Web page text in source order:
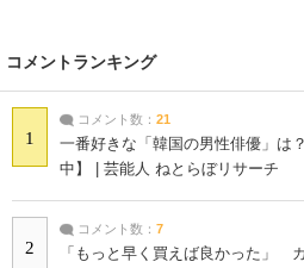
コメントランキング
1
コメント数： 21
一番好きな「韓国の男性俳優」は
中】 | 芸能人 ねとらぼリサーチ
2
コメント数： 7
「もっと早く買えば良かった」